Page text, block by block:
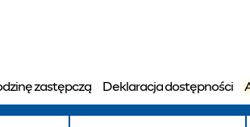
Pomocy
zastępczą Deklaracja dostępności